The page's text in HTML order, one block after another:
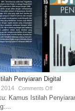
Penyiaran Digital
2014 Comments Off
Kamus Istilah